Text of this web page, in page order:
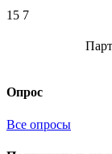
15 7
Опрос
Все опросы